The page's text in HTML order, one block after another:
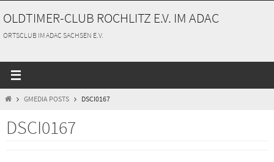
Inhalt
springen
OLDTIMER-CLUB ROCHLITZ E.V. IM ADAC
ORTSCLUB IM ADAC SACHSEN E.V.
STARTGMEDIA POSTS DSCI0167
DSCI0167